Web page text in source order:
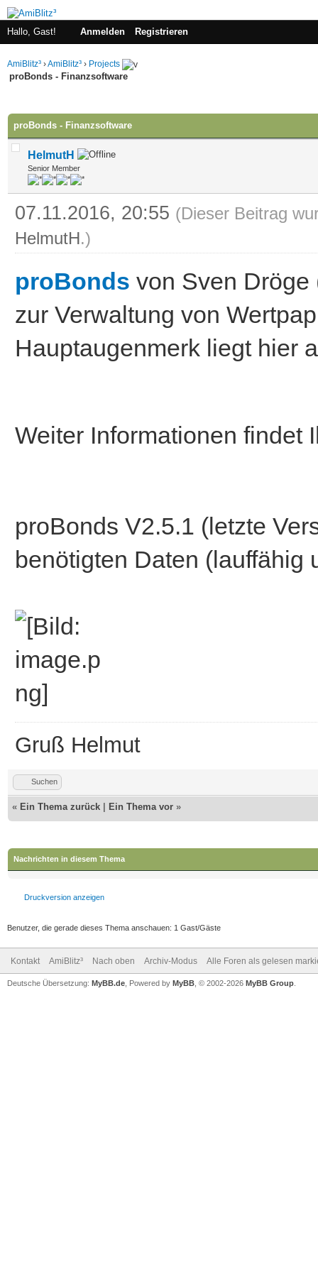
Hallo, Gast! Anmelden Registrieren
AmiBlitz³ ›AmiBlitz³ › Projects
proBonds - Finanzsoftware
proBonds - Finanzsoftware
HelmutH
Senior Member
07.11.2016, 20:55 (Dieser Beitrag
HelmutH.)
proBonds von Sven
zur Verwaltung von
Hauptaugenmerk liegt hier
Weiter Informationen
proBonds V2.5.1 (letzte
benötigten Daten (lauffähig
Gruß Helmut
Suchen
« Ein Thema zurück Ein Thema vor »
Nachrichten in diesem Thema
Druckversion anzeigen
Benutzer, die gerade dieses Thema anschauen: 1 Gast/Gäste
Kontakt AmiBlitz³ Nach oben Archiv-Modus Alle Foren als gelesen
Deutsche Übersetzung: MyBB.de , Powered by MyBB , © 2002-2026 MyBB Group